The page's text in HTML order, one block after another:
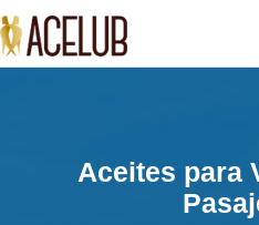
Aceites para